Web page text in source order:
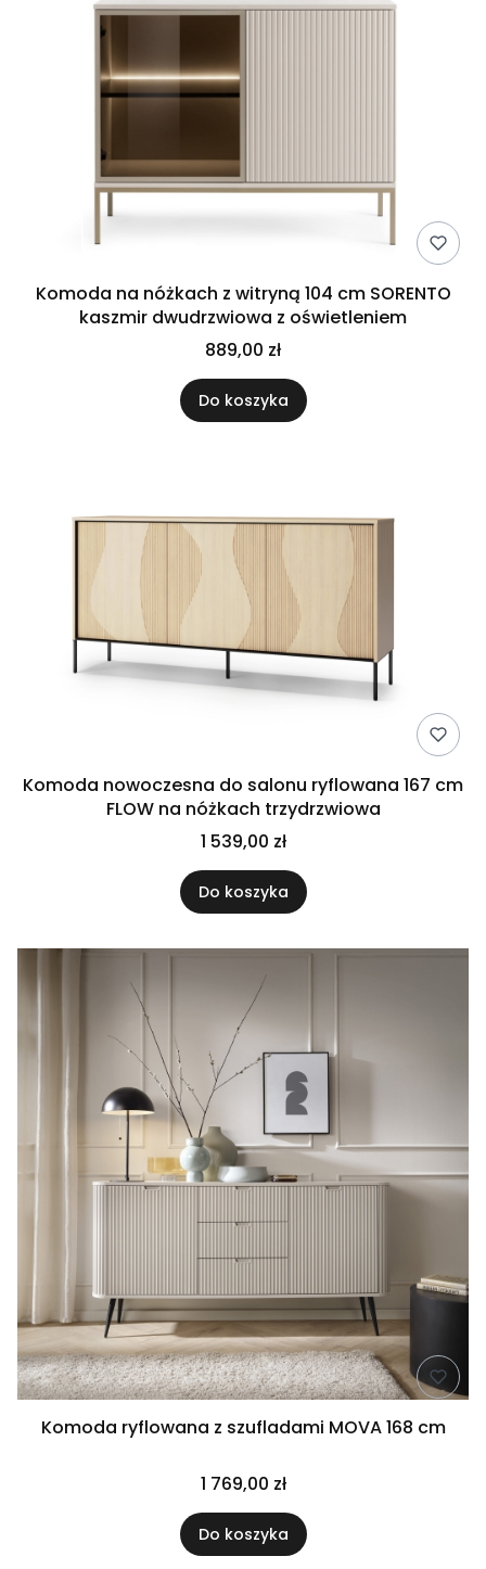
Komoda na nóżkach z witryną 104 cm SORENTO
kaszmir dwudrzwiowa z oświetleniem
889,00 zł
Do koszyka
Komoda nowoczesna do salonu ryflowana 167 cm
FLOW na nóżkach trzydrzwiowa
1 539,00 zł
Do koszyka
Komoda ryflowana z szufladami MOVA 168 cm
1 769,00 zł
Do koszyka